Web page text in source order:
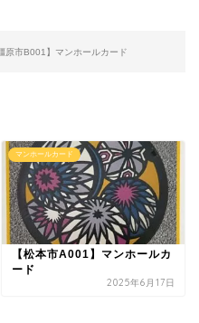
原市B001】マンホールカード
マンホールカード
【松本市A001】マンホールカ
ード
2025年6月17日